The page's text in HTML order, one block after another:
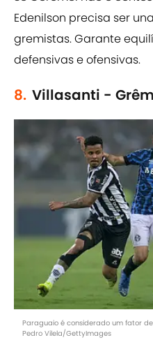
Edenilson precisa ser
gremistas. Garante
defensivas e ofensivas.
8. Villasanti -
Paraguaio é considerado um fator
Pedro Vilela/GettyImages